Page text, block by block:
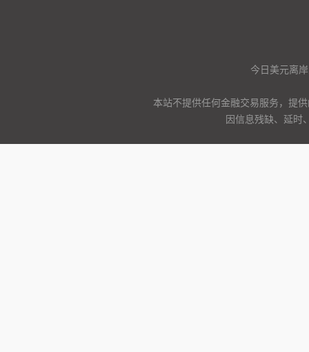
今日美元离
本站不提供任何金融交易服务，提
因信息残缺、延时